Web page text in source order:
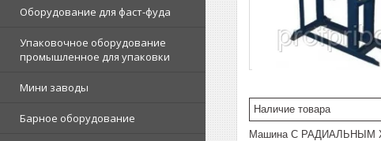
Оборудование для фаст-фуда
Упаковочное оборудование
промышленное для упаковки
Мини заводы
Барное оборудование
Наличие товара
Машина С РАДИАЛЬНЫМ